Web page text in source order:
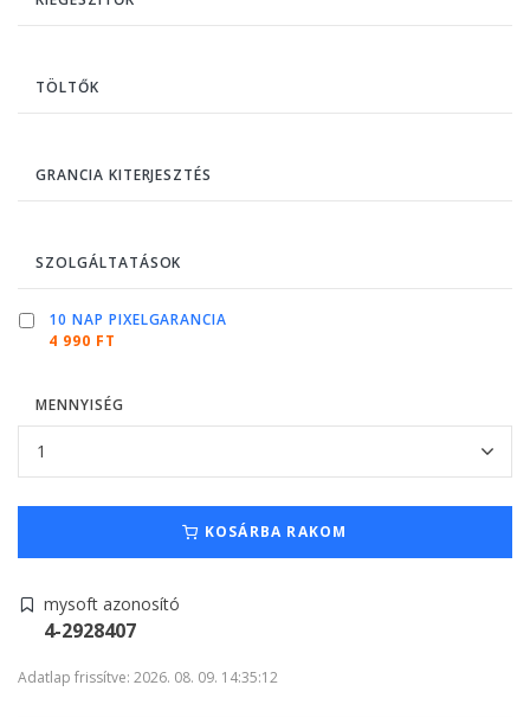
TÖLTŐK
GRANCIA KITERJESZTÉS
SZOLGÁLTATÁSOK
10 NAP PIXELGARANCIA
4 990 FT
MENNYISÉG
KOSÁRBA RAKOM
mysoft azonosító
4-2928407
Adatlap frissítve: 2026. 08. 09. 14:35:12